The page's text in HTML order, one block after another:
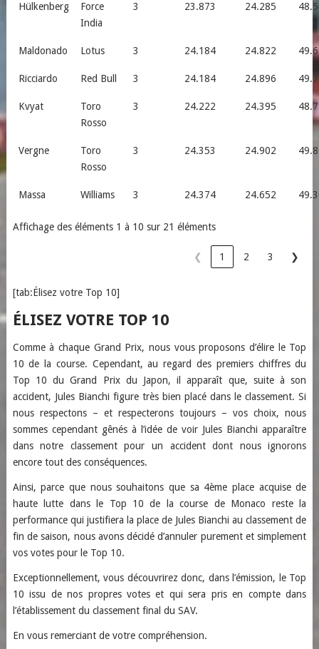
Hülkenberg
Force
India
3 23.873 24.285
Maldonado Lotus 3 24.184 24.822
Ricciardo Red Bull 3 24.184 24.896
Kvyat
Toro
Rosso
3 24.222 24.395
Vergne
Toro
Rosso
3 24.353 24.902
Massa Williams 3 24.374 24.652
Affichage des éléments 1 à 10 sur 21 éléments
❮ 1 2 3 ❯
[tab:Élisez votre Top 10]
ÉLISEZ VOTRE TOP 10
Comme à chaque Grand Prix, nous vous proposons d’élire le Top
10 de la course. Cependant, au regard des premiers chiffres du
Top 10 du Grand Prix du Japon, il apparaît que, suite à son
accident, Jules Bianchi figure très bien placé dans le classement. Si
nous respectons – et respecterons toujours – vos choix, nous
sommes cependant gênés à l’idée de voir Jules Bianchi apparaître
dans notre classement pour un accident dont nous ignorons
encore tout des conséquences.
Ainsi, parce que nous souhaitons que sa 4ème place acquise de
haute lutte dans le Top 10 de la course de Monaco reste la
performance qui justifiera la place de Jules Bianchi au classement de
fin de saison, nous avons décidé d’annuler purement et simplement
vos votes pour le Top 10.
Exceptionnellement, vous découvrirez donc, dans l’émission, le Top
10 issu de nos propres votes et qui sera pris en compte dans
l’établissement du classement final du SAV.
En vous remerciant de votre compréhension.